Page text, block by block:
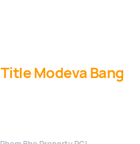
Title Modeva Bang